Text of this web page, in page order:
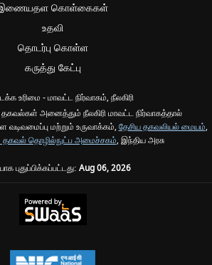
கொள்கைகள்
உதவி
தொடர்பு கொள்ள
கருத்து கேட்பு
உரிமை - மாவட்ட நிர்வாகம், நீலகிரி
அனைத்தும் நீலகிரி மாவட்ட நிர்வாகத்தால்
வடிவமைப்பு மற்றும் உருவாக்கம், தேசிய தகவலியல் மையம்,
தகவல் தொழில்நுட்ப அமைச்சகம், இந்திய அரசு
புதுப்பிக்கப்பட்டது: Aug 06, 2026